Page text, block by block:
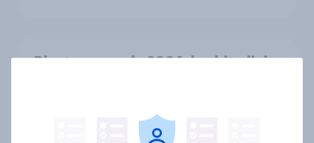
Rientro a scuola 2024: le abitudini